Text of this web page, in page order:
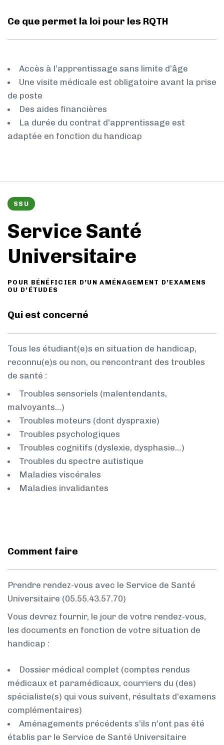
Ce que permet la loi pour les RQTH
Accès à l’apprentissage sans limite d’âge
Une visite médicale est obligatoire avant la prise
de poste
Des aides financières
La durée du contrat d’apprentissage est
adaptée en fonction du handicap
SSU
Service Santé
Universitaire
POUR BÉNÉFICIER D’UN AMÉNAGEMENT D’EXAMENS
OU D’ÉTUDES
Qui est concerné
Tous les étudiant(e)s en situation de handicap,
reconnu(e)s ou non, ou rencontrant des troubles
de santé :
Troubles sensoriels (malentendants,
malvoyants…)
Troubles moteurs (dont dyspraxie)
Troubles psychologiques
Troubles cognitifs (dyslexie, dysphasie…)
Troubles du spectre autistique
Maladies viscérales
Maladies invalidantes
Comment faire
Prendre rendez-vous avec le Service de Santé
Universitaire (05.55.43.57.70)
Vous devrez fournir, le jour de votre rendez-vous,
les documents en fonction de votre situation de
handicap :
Dossier médical complet (comptes rendus
médicaux et paramédicaux, courriers du (des)
spécialiste(s) qui vous suivent, résultats d’examens
complémentaires)
Aménagements précédents s’ils n’ont pas été
établis par le Service de Santé Universitaire